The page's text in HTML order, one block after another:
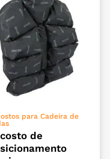
VER OPÇÕES
para Cadeira de
de